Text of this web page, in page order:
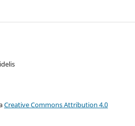
Creative Commons Attribution 4.0